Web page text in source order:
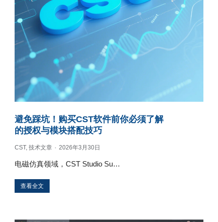
避免踩坑！购买CST软件前你必须了解
的授权与模块搭配技巧
CST, 技术文章 2026年3月30日
电磁仿真领域，CST Studio Su…
查看全文